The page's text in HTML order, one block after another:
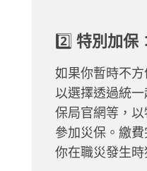
2️⃣ 特別加保：
如果你暫時不方
以選擇透過統
保局官網等，
參加災保。繳
你在職災發生時